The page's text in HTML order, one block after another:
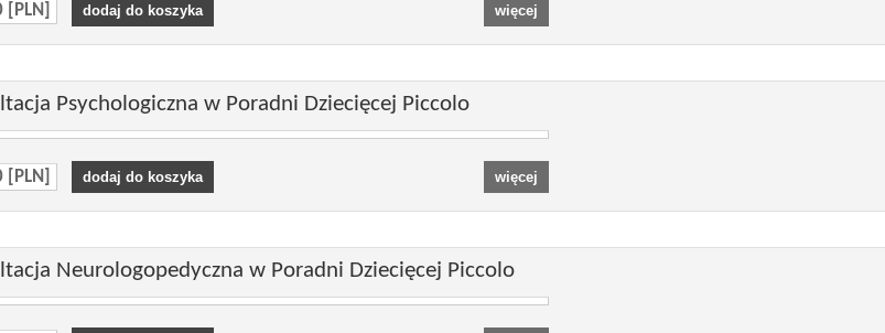
Psychologiczna w Poradni Dziecięcej Piccolo
Neurologopedyczna w Poradni Dziecięcej Piccolo